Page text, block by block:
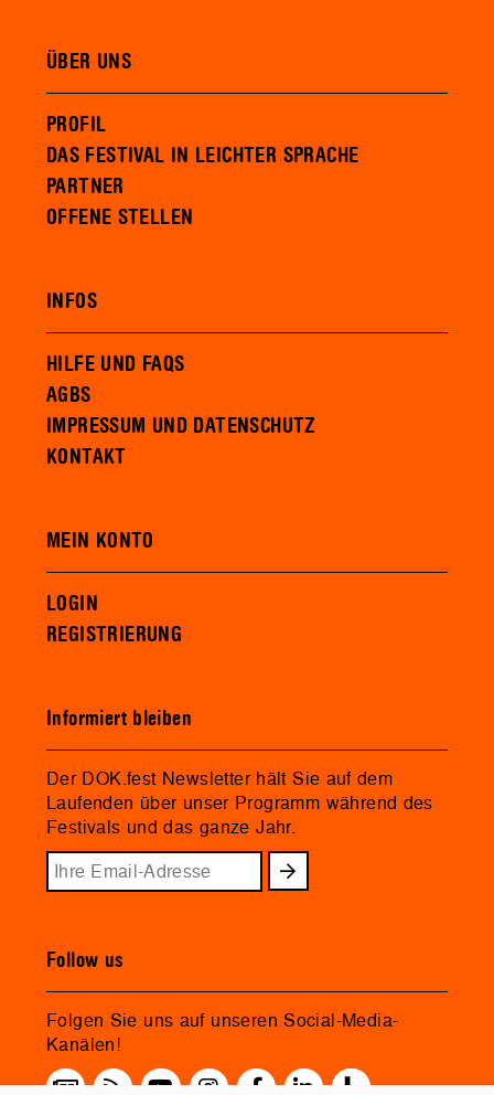
ÜBER UNS
PROFIL
DAS FESTIVAL IN LEICHTER SPRACHE
PARTNER
OFFENE STELLEN
INFOS
HILFE UND FAQS
AGBS
IMPRESSUM UND DATENSCHUTZ
KONTAKT
MEIN KONTO
LOGIN
REGISTRIERUNG
Informiert bleiben
Der DOK.fest Newsletter hält Sie auf dem
Laufenden über unser Programm während des
Festivals und das ganze Jahr.
Follow us
Folgen Sie uns auf unseren Social-Media-
Kanälen!